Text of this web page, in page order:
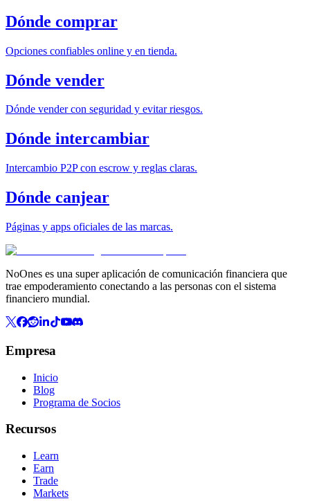
Dónde comprar
Opciones confiables online y en tienda.
Dónde vender
Dónde vender con seguridad y evitar riesgos.
Dónde intercambiar
Intercambio P2P con escrow y reglas claras.
Dónde canjear
Páginas y apps oficiales de las marcas.
NoOnes es una super aplicación de comunicación financiera que
trae empoderamiento conectando a las personas con el sistema
financiero mundial.
Empresa
Inicio
Blog
Programa de Socios
Recursos
Learn
Earn
Trade
Markets